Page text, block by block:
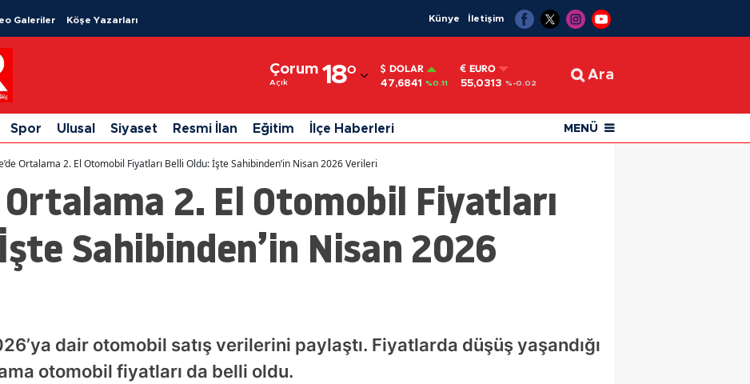
Galeriler Köşe Yazarları Künye İletişim
Çorum
Açık 18°
Adıyaman
Afyonkarahisar
Ağrı
Ankara
Antalya
Balıkesir
Bilecik
DOLAR
47,6841 %0.11
EURO
55,0313 %-0.02
Ara
Spor Ulusal Siyaset Resmi İlan Eğitim İlçe Haberleri MENÜ
Ortalama 2. El Otomobil Fiyatları Belli Oldu: İşte Sahibinden’in Nisan 2026 Verileri
Ortalama 2. El Otomobil Fiyatları
Sahibinden’in Nisan 2026
dair otomobil satış verilerini paylaştı. Fiyatlarda düşüş yaşandığı
otomobil fiyatları da belli oldu.